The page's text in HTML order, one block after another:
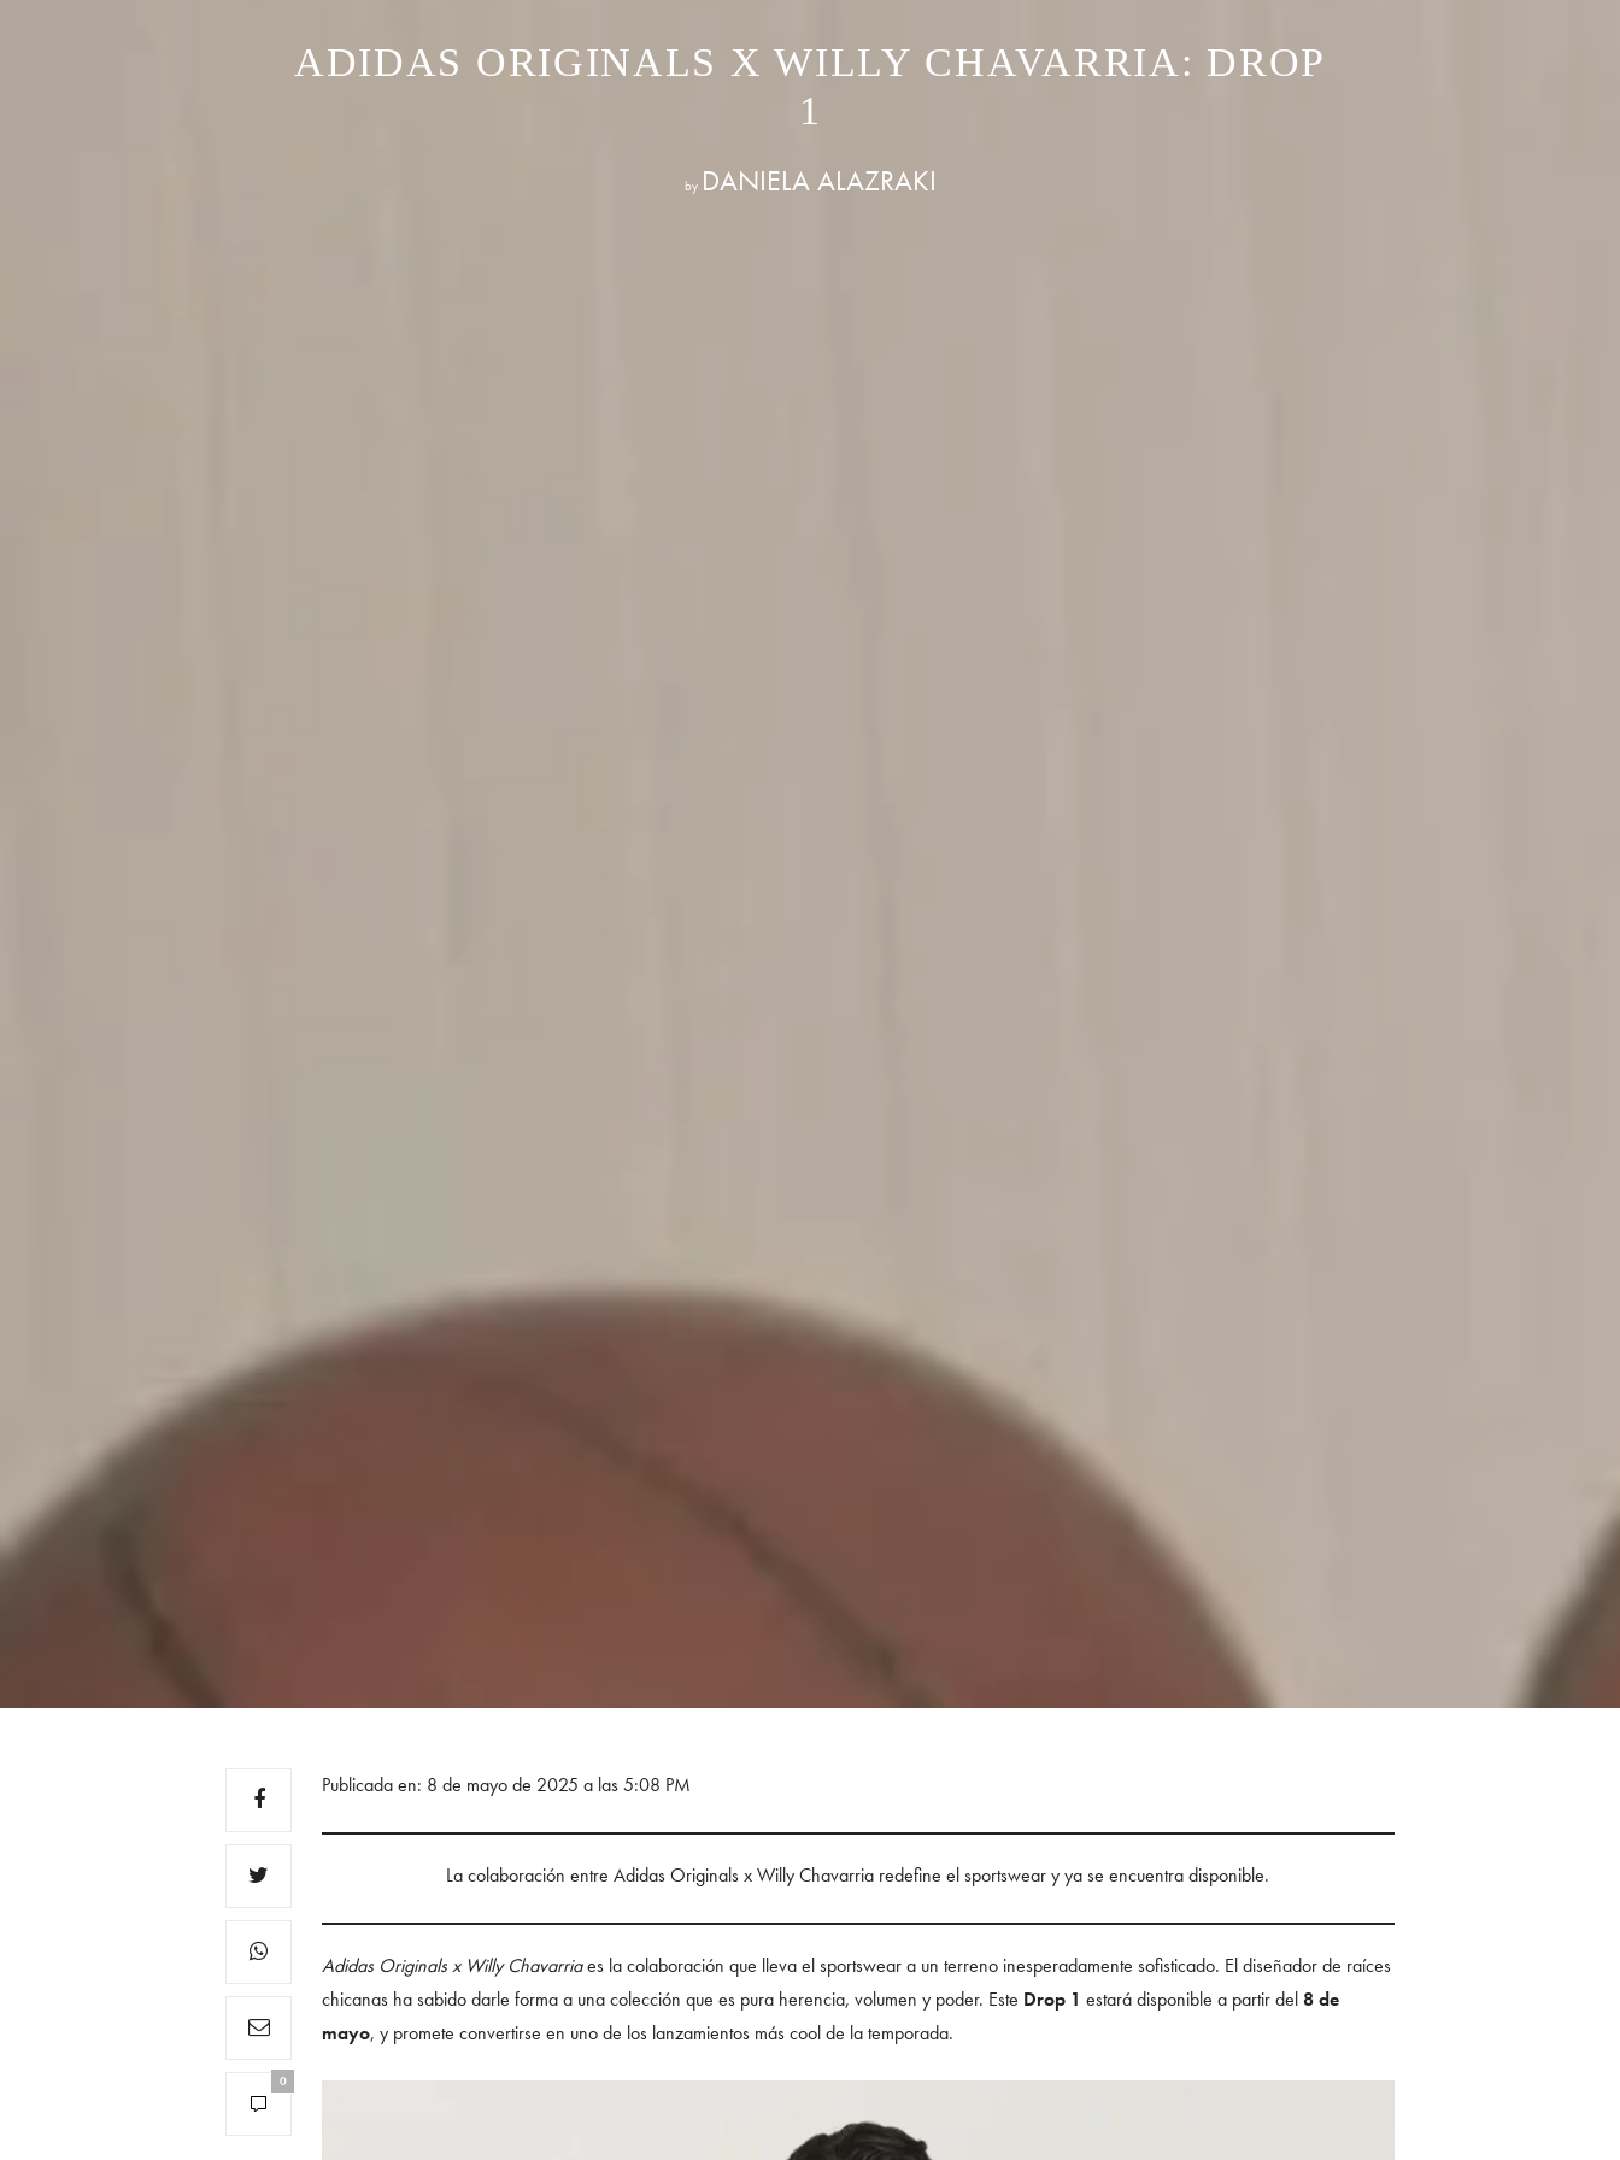
ADIDAS ORIGINALS X WILLY CHAVARRIA: DROP
1
by DANIELA ALAZRAKI
0
Publicada en: 8 de mayo de 2025 a las 5:08 PM
La colaboración entre Adidas Originals x Willy Chavarria redefine el sportswear y ya se encuentra disponible.
Adidas Originals x Willy Chavarriaes la colaboración que lleva el sportswear a un terreno inesperadamente sofisticado. El diseñador de raíces
chicanas ha sabido darle forma a una colección que es pura herencia, volumen y poder. Este Drop 1 estará disponible a partir del8 de
mayo, y promete convertirse en uno de los lanzamientos más cool de la temporada.